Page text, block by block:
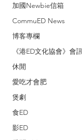
加國Newbie信箱
CommuED News
博客專欄
《港ED文化協會》會
休閒
愛吃才會肥
煲劇
食ED
影ED